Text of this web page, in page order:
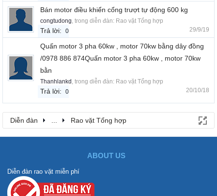
Bán motor điều khiển cổng trượt tự động 600 kg
congtudong, trong diễn đàn: Rao vặt Tổng hợp
Trả lời: 0 29/9/19
Quấn motor 3 pha 60kw , motor 70kw bằng dây đồng
/0978 886 874Quấn motor 3 pha 60kw , motor 70kw
bằn
Thanhlankd , trong diễn đàn: Rao vặt Tổng hợp
Trả lời: 0 20/10/18
Diễn đàn ... Rao vặt Tổng hợp
ABOUT US
Diễn đàn rao vặt miễn phí